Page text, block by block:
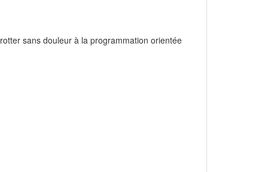
sans douleur à la programmation orientée